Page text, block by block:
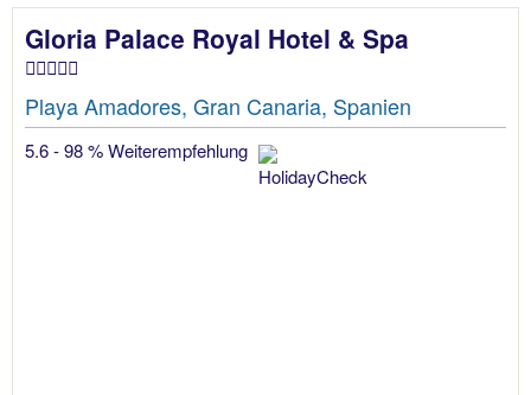
Gloria Palace Royal Hotel & Spa
Playa Amadores, Gran Canaria, Spanien
5.6 - 98 % Weiterempfehlung